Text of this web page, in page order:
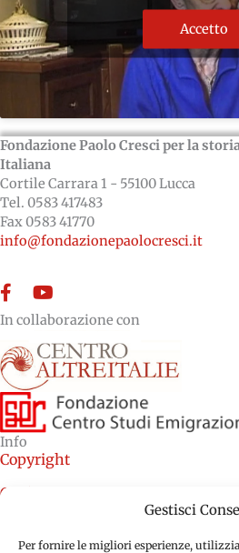
Gestisci
Per fornire le migliori esperienze,
Accetto
Fondazione Paolo Cresci per la
Italiana
Cortile Carrara 1 - 55100 Lucca
Tel. 0583 417483
Fax 0583 41770
info@fondazionepaolocresci.it
FacebookYouTube
In collaborazione con
Info
Copyright
Credits